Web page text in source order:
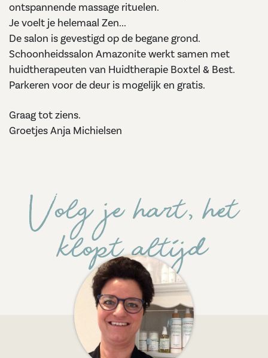
ontspannende massage rituelen.
Je voelt je helemaal Zen...
De salon is gevestigd op de begane grond.
Schoonheidssalon Amazonite werkt samen met
huidtherapeuten van Huidtherapie Boxtel & Best.
Parkeren voor de deur is mogelijk en gratis.
Graag tot ziens.
Groetjes Anja Michielsen
Volg je hart, het
klopt altijd